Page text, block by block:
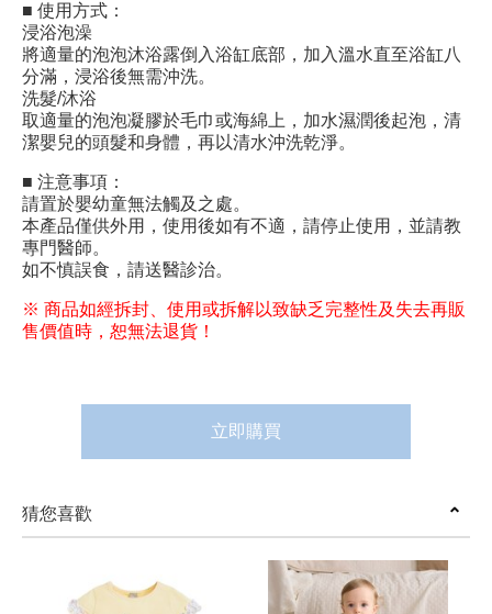
■ 使用方式：
浸浴泡澡
將適量的泡泡沐浴露倒入浴缸底部，加入溫水直至浴缸八
分滿，浸浴後無需沖洗。
洗髮/沐浴
取適量的泡泡凝膠於毛巾或海綿上，加水濕潤後起泡，清
潔嬰兒的頭髮和身體，再以清水沖洗乾淨。
■ 注意事項：
請置於嬰幼童無法觸及之處。
本產品僅供外用，使用後如有不適，請停止使用，並請教
專門醫師。
如不慎誤食，請送醫診治。
※ 商品如經拆封、使用或拆解以致缺乏完整性及失去再販
售價值時，恕無法退貨！
立即購買
猜您喜歡